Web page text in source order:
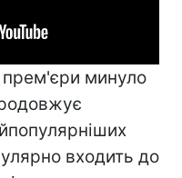
минуло
входить до